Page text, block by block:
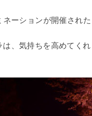
ーションが開催され
、気持ちを高めてくれ